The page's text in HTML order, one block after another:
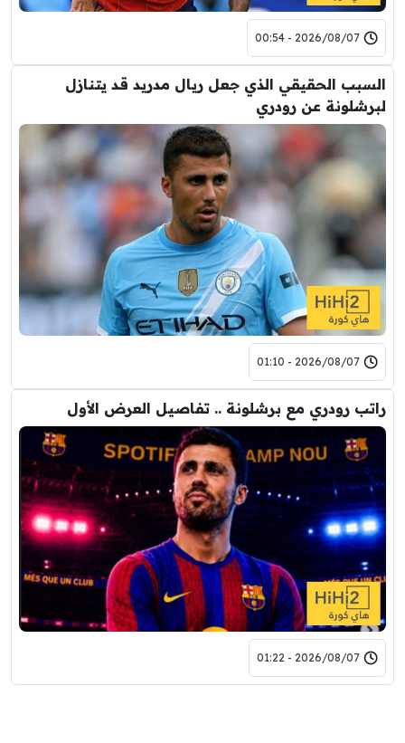
2026/08/07 - 00:54
السبب الحقيقي الذي جعل ريال مدريد قد يتنازل
لبرشلونة عن رودري
2026/08/07 - 01:10
راتب رودري مع برشلونة .. تفاصيل العرض الأول
2026/08/07 - 01:22